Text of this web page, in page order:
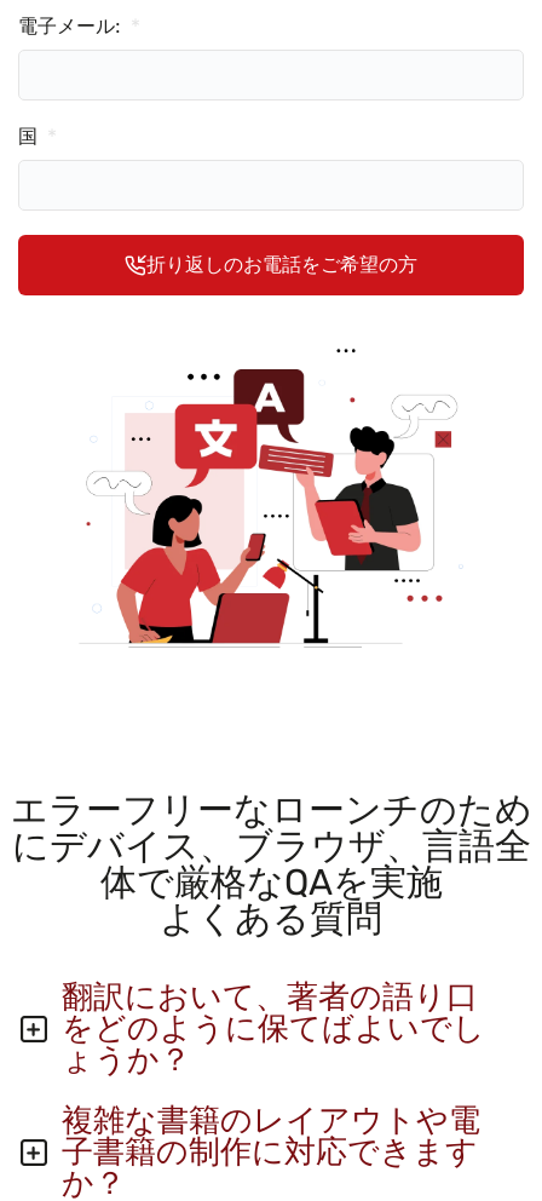
電子メール:
国
折り返しのお電話をご希望の方
エラーフリーなローンチのため
にデバイス、ブラウザ、言語全
体で厳格なQAを実施
よくある質問
翻訳において、著者の語り口
をどのように保てばよいでし
ょうか？
複雑な書籍のレイアウトや電
子書籍の制作に対応できます
か？